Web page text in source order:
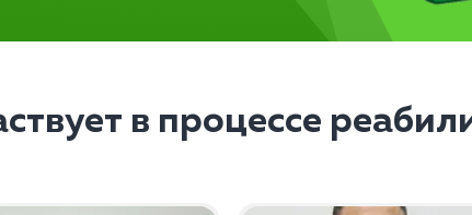
в процессе